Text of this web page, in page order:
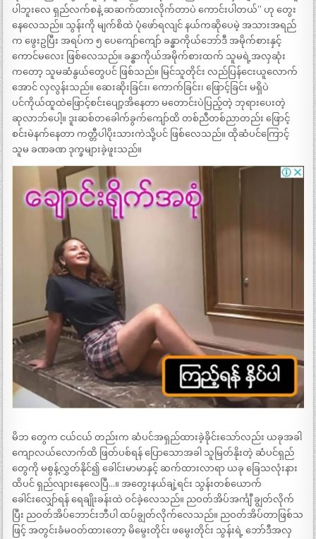
ပါဘူးလေ ရှည်လက်စနဲ့ ဆဆက်ထားလိုက်တာပဲ ကောင်းပါတယ်” ဟု တွေး
နေလေသည်။ သွန်းကို မျက်စိထဲ ပုံဖော်ရလျင် နယ်ကဆိုပေမဲ့ အသားအရည်
က ဖွေးဥပြီး အရပ်က ၅ ပေကျော်ကျော် ခန္ဓာကိုယ်ဘော်ဒီ အမိုက်စားနှင့်
ကောင်မလေး ဖြစ်လေသည်။ ခန္ဓာကိုယ်အမိုက်စားထက် သူမရဲ့အလှဆုံး
ကတော့ သူမဆံနွယ်တွေပင် ဖြစ်သည်။ မြင်သူတိုင်း လည်ပြန်ငေးယူလောက်
အောင် လှလွန်းသည်။ ဆေးဆိုးခြင်း၊ ကောက်ခြင်း၊ ဖြောင့်ခြင်း မရှိပဲ
ပင်ကိုယ်ထူထဲဖြောင့်စင်းပျော့အိနေတာ မတောင်းပဲပြည့်တဲ့ ဘုရားပေးတဲ့
ဆုလာဘ်ပေါ့။ ဒူးဆစ်တခေါက်ခွက်ကျော်ထိ တစ်ညီတစ်ညာတည်း ဖြောင့်
စင်းမဲနက်နေတာ ကတ္တီပါပိုးသားကဲသို့ပင် ဖြစ်လေသည်။ ထိုဆံပင်ကြောင့်
သူမ ခဏခဏ ဒုက္ခများခဲ့ဖူးသည်။
မိဘ တွေက ငယ်ငယ် တည်းက ဆံပင်အရှည်ထားခဲ့ခိုင်းသော်လည်း ယခုအခါ
ကျောလယ်လောက်ထိ ဖြတ်ပစ်ရန် ပြောသောအခါ သူမြတ်နိုးတဲ့ ဆံပင်ရှည်
တွေကို မစွန့်လွှတ်နိုင်၍ ခေါင်းမာမာနှင့် ဆက်ထားလာရာ ယခု ခြေသလုံးနား
ထိပင် ရှည်လျားနေလေပြီ…။ အတွေးနယ်ချဲ့ရင်း သွန်းတစ်ယောက်
ခေါင်းလျှော်ရန် ရေချိုးခန်းထဲ ဝင်ခဲ့လေသည်။ ညဝတ်အိပ်အင်္ကျီ ချွတ်လိုက်
ပြီး ညဝတ်အိပ်ဘောင်းဘီပါ ထပ်ချွတ်လိုက်လေသည်။ ညဝတ်အိပ်တာဖြစ်သ
ဖြင့် အတွင်းခံမဝတ်ထားတော့ မိမွေးတိုင်း ဖမွေးတိုင်း သွန်းရဲ့ ဘော်ဒီအလှ